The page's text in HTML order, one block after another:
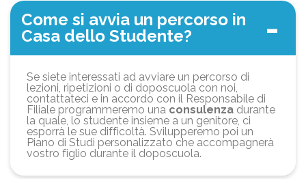
Come si avvia un percorso in
Casa dello Studente?
Se siete interessati ad avviare un percorso di
lezioni, ripetizioni o di doposcuola con noi,
contattateci e in accordo con il Responsabile di
Filiale programmeremo una consulenza durante
la quale, lo studente insieme a un genitore, ci
esporrà le sue difficoltà. Svilupperemo poi un
Piano di Studi personalizzato che accompagnerà
vostro figlio durante il doposcuola.